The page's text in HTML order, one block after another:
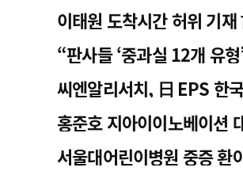
이태원 도착시간 허위 기
“판사들 ‘중과실 12개 유
씨엔알리서치, 日 EPS 한
홍준호 지아이이노베이션
서울대어린이병원 중증 환